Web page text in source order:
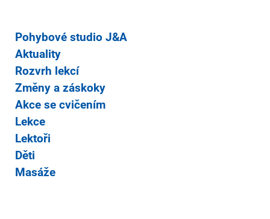
Pohybové studio J&A
Aktuality
Rozvrh lekcí
Změny a záskoky
Akce se cvičením
Lekce
Lektoři
Děti
Masáže